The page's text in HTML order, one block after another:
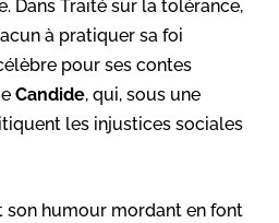
Dans Traité sur la tolérance,
à pratiquer sa foi
pour ses contes
Candide, qui, sous une
les injustices sociales
son humour mordant en font